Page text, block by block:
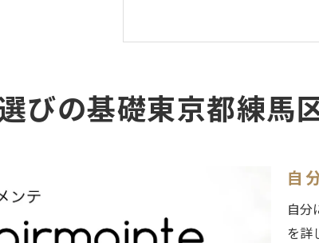
美容室の技術力を見
理想の美容室を見つける
練馬区の人気ヘアサ
練馬区で評判の高い
びの基礎東京都練馬
自
自分
を詳